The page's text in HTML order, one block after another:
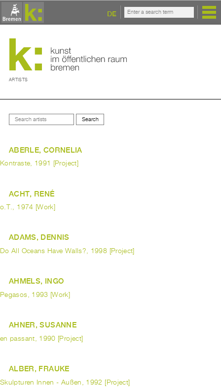
DE
ARTISTS
ABERLE, CORNELIA
Kontraste, 1991 [Project]
ACHT, RENÉ
o.T., 1974 [Work]
ADAMS, DENNIS
Do All Oceans Have Walls?, 1998 [Project]
AHMELS, INGO
Pegasos, 1993 [Work]
AHNER, SUSANNE
en passant, 1990 [Project]
ALBER, FRAUKE
Skulpturen Innen - Außen, 1992 [Project]